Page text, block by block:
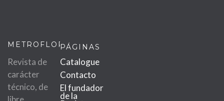
METROFLOR
Revista de
carácter
técnico, de
PÁGINAS
Catalogue
Contacto
El fundador
de la